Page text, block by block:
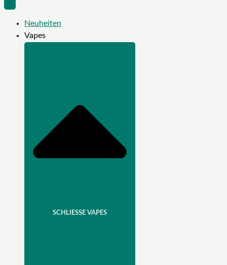
Neuheiten
Vapes
SCHLIESSE VAPES